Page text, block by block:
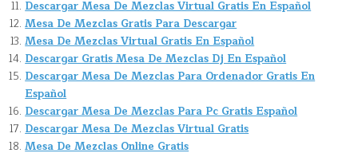
Descargar Mesa De Mezclas Virtual Gratis En Español
Mesa De Mezclas Gratis Para Descargar
Mesa De Mezclas Virtual Gratis En Español
Descargar Gratis Mesa De Mezclas Dj En Español
Descargar Mesa De Mezclas Para Ordenador Gratis En
Español
Descargar Mesa De Mezclas Para Pc Gratis Español
Descargar Mesa De Mezclas Virtual Gratis
Mesa De Mezclas Online Gratis